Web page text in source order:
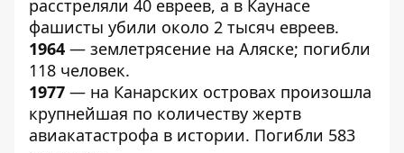
расстреляли 40 евреев, а в Каунасе
фашисты убили около 2 тысяч евреев.
1964 — землетрясение на Аляске; погибли
118 человек.
1977 — на Канарских островах произошла
крупнейшая по количеству жертв
авиакатастрофа в истории. Погибли 583